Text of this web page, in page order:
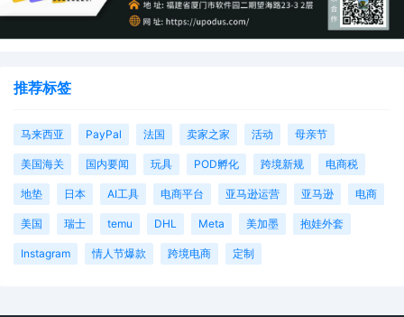
推荐标签
马来西亚 PayPal 法国 卖家之家 活动 母亲节
美国海关 国内要闻 玩具 POD孵化 跨境新规 电商税
地垫 日本 AI工具 电商平台 亚马逊运营 亚马逊 电商
美国 瑞士 temu DHL Meta 美加墨 抱娃外套
Instagram 情人节爆款 跨境电商 定制